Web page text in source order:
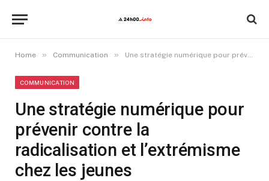
Home » Communication » Une stratégie numérique pour prévenir contre la radicalisation et l’extrémisme chez les jeunes
COMMUNICATION
Une stratégie numérique pour
prévenir contre la
radicalisation et l’extrémisme
chez les jeunes